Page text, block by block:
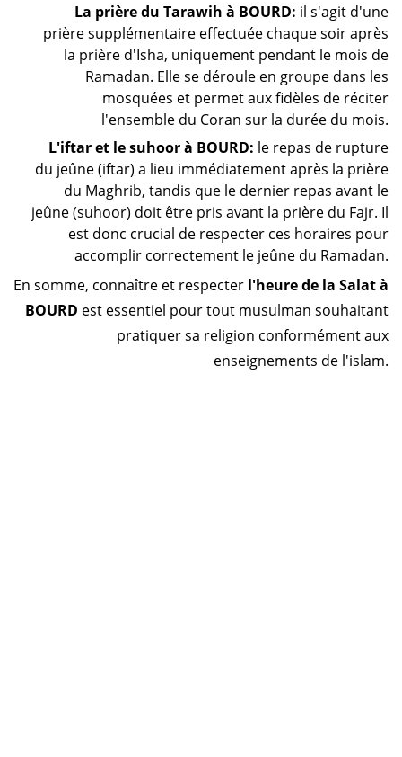
La prière du Tarawih à BOURD: il s'agit d'une
prière supplémentaire effectuée chaque soir après
la prière d'Isha, uniquement pendant le mois de
Ramadan. Elle se déroule en groupe dans les
mosquées et permet aux fidèles de réciter
l'ensemble du Coran sur la durée du mois.
L'iftar et le suhoor à BOURD: le repas de rupture
du jeûne (iftar) a lieu immédiatement après la prière
du Maghrib, tandis que le dernier repas avant le
jeûne (suhoor) doit être pris avant la prière du Fajr. Il
est donc crucial de respecter ces horaires pour
accomplir correctement le jeûne du Ramadan.
En somme, connaître et respecter l'heure de la Salat à
BOURD est essentiel pour tout musulman souhaitant
pratiquer sa religion conformément aux
enseignements de l'islam.